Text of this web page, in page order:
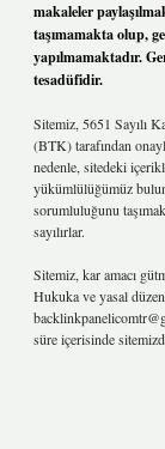
makaleler
taşımamakta olup,
yapılmamaktadır.
tesadüfidir.
Sitemiz, 5651 Sayılı
(BTK) tarafından
nedenle, sitedeki
yükümlülüğümüz
sorumluluğunu
sayılırlar.
Sitemiz, kar amacı
Hukuka ve yasal
süre içerisinde